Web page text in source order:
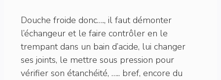
Douche froide donc…., il faut démonter
l’échangeur et le faire contrôler en le
trempant dans un bain d’acide, lui changer
ses joints, le mettre sous pression pour
vérifier son étanchéité, ….. bref, encore du